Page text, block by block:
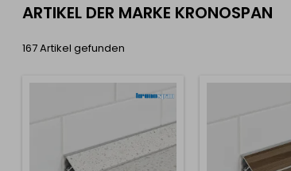
ARTIKEL DER MARKE KRONOSPAN
167 Artikel gefunden